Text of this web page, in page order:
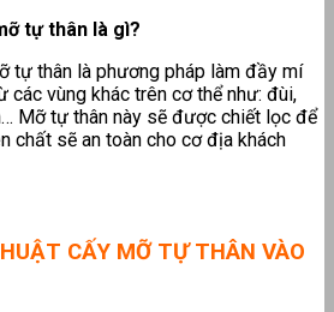
tự thân là gì?
tự thân là phương pháp làm đầy mí
vùng khác trên cơ thể như: đùi,
Mỡ tự thân này sẽ được chiết lọc để
chất sẽ an toàn cho cơ địa khách
CẤY MỠ TỰ THÂN VÀO